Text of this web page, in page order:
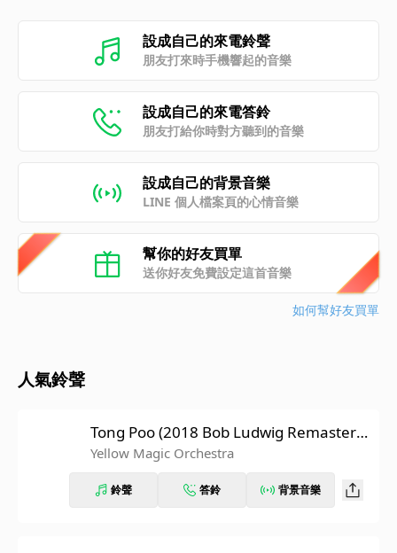
設成自己的來電鈴聲
朋友打來時手機響起的音樂
設成自己的來電答鈴
朋友打給你時對方聽到的音樂
設成自己的背景音樂
LINE 個人檔案頁的心情音樂
幫你的好友買單
送你好友免費設定這首音樂
如何幫好友買單
人氣鈴聲
Tong Poo (2018 Bob Ludwig Remasterin
g)
Yellow Magic Orchestra
鈴聲 答鈴 背景音樂